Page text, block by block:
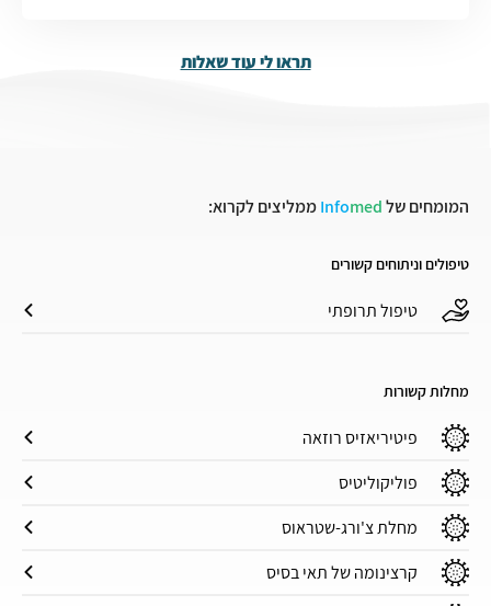
תראו לי עוד שאלות
המומחים של Infomed ממליצים לקרוא:
טיפולים וניתוחים קשורים
טיפול תרופתי
מחלות קשורות
פיטיריאזיס רוזאה
פוליקוליטיס
מחלת צ'ורג-שטראוס
קרצינומה של תאי בסיס